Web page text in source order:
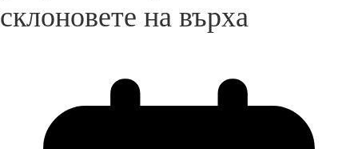
склоновете на върха